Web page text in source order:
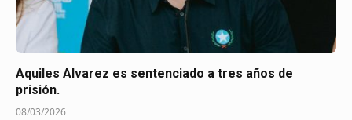
Aquiles Alvarez es sentenciado a tres años de
prisión.
08/03/2026